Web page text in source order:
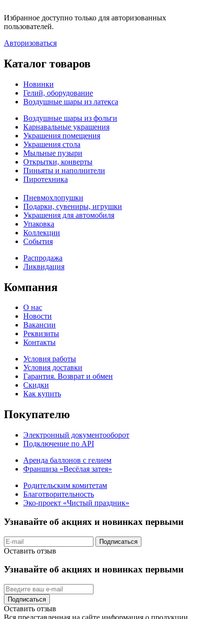
Избранное доступно только для авторизованных
пользователей.
Авторизоваться
Каталог товаров
Новинки
Гелий, оборудование
Воздушные шары из латекса
Воздушные шары из фольги
Карнавальные украшения
Украшения помещения
Украшения стола
Мыльные пузыри
Открытки, конверты
Пиньяты и наполнители
Пиротехника
Пневмохлопушки
Подарки, сувениры, игрушки
Украшения для автомобиля
Упаковка
Коллекции
События
Распродажа
Ликвидация
Компания
О нас
Новости
Вакансии
Реквизиты
Контакты
Условия работы
Условия доставки
Гарантия. Возврат и обмен
Скидки
Как купить
Покупателю
Электронный документооборот
Подключение по API
Аренда баллонов с гелием
Франшиза «Весёлая затея»
Родительским комитетам
Благотворительность
Эко-проект «Чистый праздник»
Узнавайте об акциях и новинках первыми
Подписаться
Оставить отзыв
Узнавайте об акциях и новинках первыми
Подписаться
Оставить отзыв
Вся представленная на сайте информация о продукции